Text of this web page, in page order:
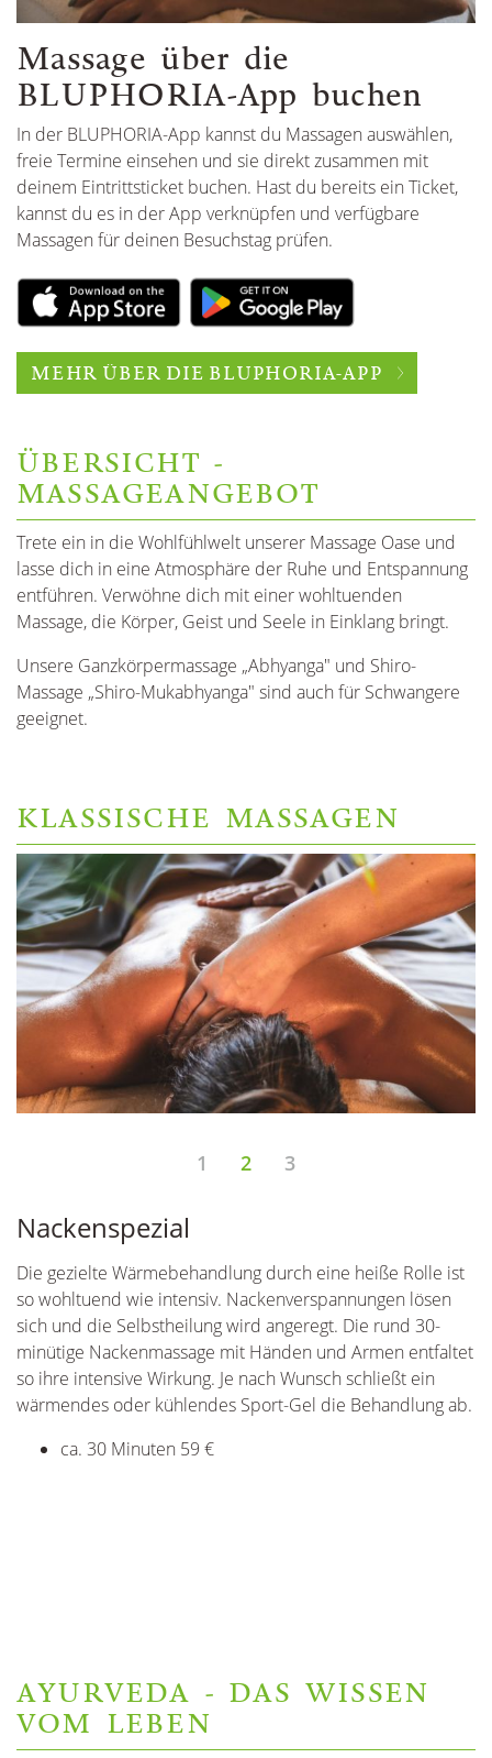
Massage über die
BLUPHORIA-App buchen
In der BLUPHORIA-App kannst du Massagen auswählen,
freie Termine einsehen und sie direkt zusammen mit
deinem Eintrittsticket buchen. Hast du bereits ein Ticket,
kannst du es in der App verknüpfen und verfügbare
Massagen für deinen Besuchstag prüfen.
MEHR ÜBER DIE BLUPHORIA-APP
ÜBERSICHT -
MASSAGEANGEBOT
Trete ein in die Wohlfühlwelt unserer Massage Oase und
lasse dich in eine Atmosphäre der Ruhe und Entspannung
entführen. Verwöhne dich mit einer wohltuenden
Massage, die Körper, Geist und Seele in Einklang bringt.
Unsere Ganzkörpermassage „Abhyanga" und Shiro-
Massage „Shiro-Mukabhyanga" sind auch für Schwangere
geeignet.
KLASSISCHE MASSAGEN
1 2 3
Nackenspezial
Die gezielte Wärmebehandlung durch eine heiße Rolle ist
so wohltuend wie intensiv. Nackenverspannungen lösen
sich und die Selbstheilung wird angeregt. Die rund 30-
minütige Nackenmassage mit Händen und Armen entfaltet
so ihre intensive Wirkung. Je nach Wunsch schließt ein
wärmendes oder kühlendes Sport-Gel die Behandlung ab.
ca. 30 Minuten 59 €
AYURVEDA - DAS WISSEN
VOM LEBEN